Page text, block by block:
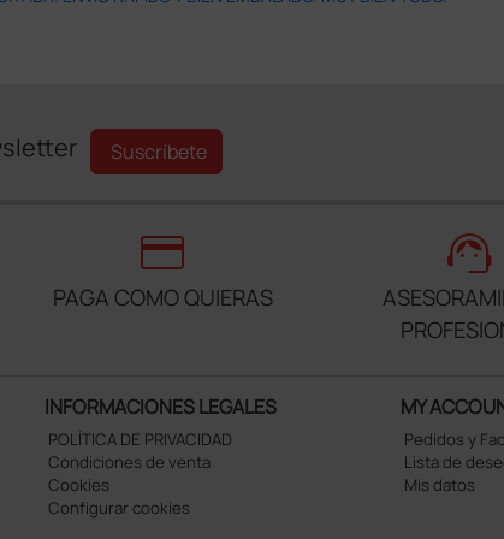
Suscríbete
credit_card
PAGA COMO QUIERAS
support_agent
INFORMACIONES LEGALES
POLÍTICA DE PRIVACIDAD
Condiciones de venta
Cookies
Configurar cookies
MY
Pedidos y
Lista de
Mis datos